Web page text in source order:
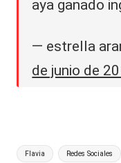
aya ganado
— estrella
de junio de
Etiquetas:
Flavia Redes Sociales